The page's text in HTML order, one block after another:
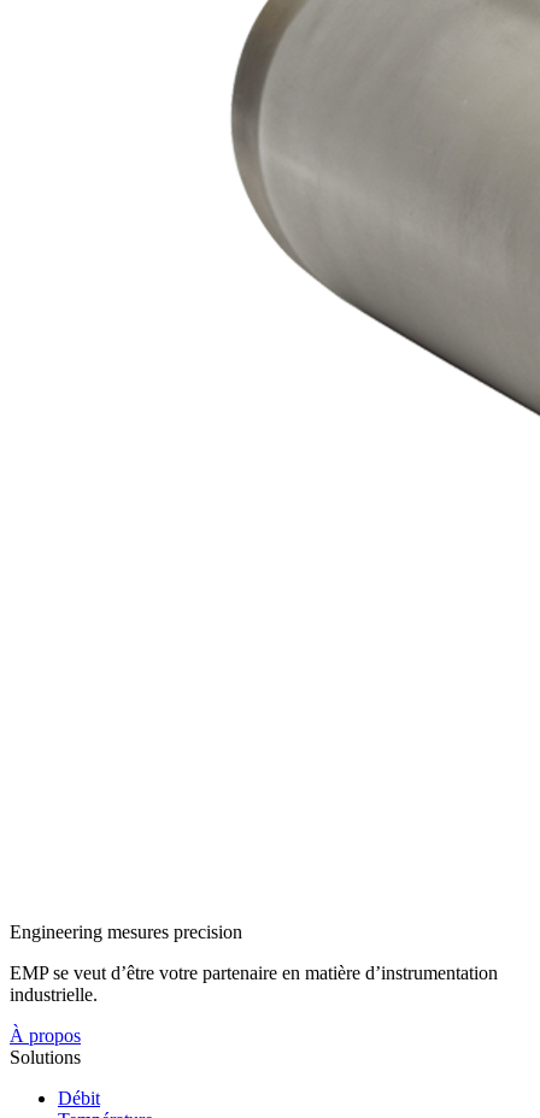
Engineering mesures precision
EMP se veut d’être votre partenaire en matière d’instrumentation
industrielle.
À propos
Solutions
Débit